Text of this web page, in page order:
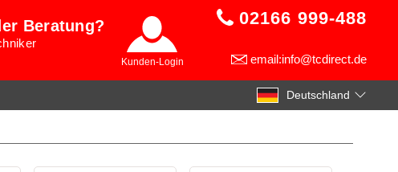
Deutschland
02166 999-488
email:info@tcdirect.de
Kunden-Login
Beratung?